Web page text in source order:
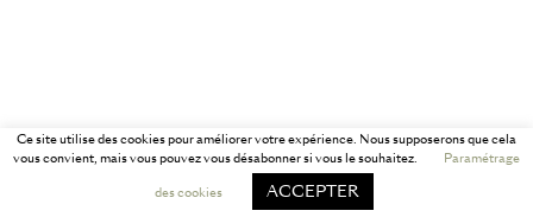
Ce site utilise des cookies pour améliorer votre expérience. Nous supposerons que cela
vous convient, mais vous pouvez vous désabonner si vous le souhaitez.
Paramétrage
des cookies
ACCEPTER